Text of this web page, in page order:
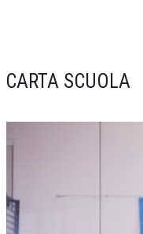
CARTA SCUOLA